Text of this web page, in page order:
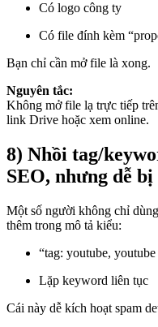
Có logo công ty
Có file đính kèm
Bạn chỉ cần mở file là xong.
Nguyên tắc:
Không mở file lạ trực tiếp
link Drive hoặc xem online.
8) Nhồi tag/
SEO, nhưng dễ
Một số người không chỉ
thêm trong mô tả kiểu:
“tag: youtube,
Lặp keyword liên tục
Cái này dễ kích hoạt spam